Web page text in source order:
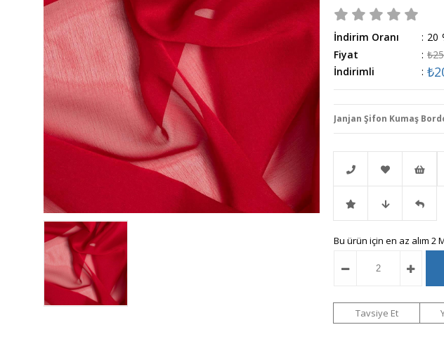
İndirim Oranı : 20
Fiyat
:
İndirimli
:
Janjan Şifon Kumaş
Telefonla
Sipariş
Favorilere
Ekle
İstek
Listeme
Ekle
İndirimli Fiyat
Düşünce
Haber
Gelince
Haber
Bu ürün için en az alım 2
Tavsiye Et